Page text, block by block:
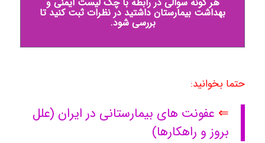
بهداشت بیمارستان داشتید در نظرات ثبت کنید تا
بررسی شود.
حتما بخوانید:
⇐ عفونت های بیمارستانی در ایران (علل
بروز و راهکارها)